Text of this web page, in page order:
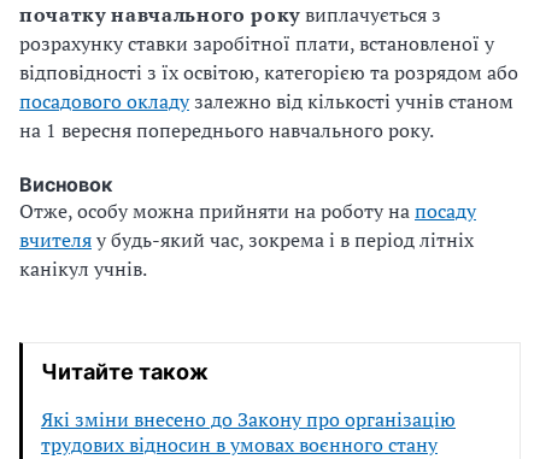
початку навчального рокувиплачується з
розрахунку ставки заробітної плати, встановленої у
відповідності з їх освітою, категорією та розрядом або
посадового окладузалежно від кількості учнів станом
на 1 вересня попереднього навчального року.
Висновок
Отже, особу можна прийняти на роботу напосаду
вчителяу будь-який час, зокрема і в період літніх
канікул учнів.
Читайте також
Які зміни внесено до Закону про організацію
трудових відносин в умовах воєнного стану